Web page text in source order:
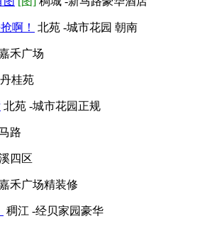
啊！ 北苑 -城市花园 朝南
禾广场
桂苑
北苑 -城市花园正规
路
四区
禾广场精装修
稠江 -经贝家园豪华